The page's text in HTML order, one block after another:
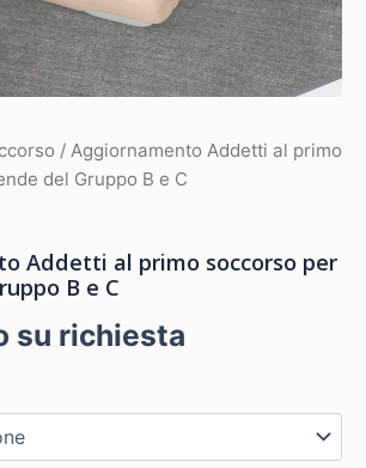
/ Aggiornamento Addetti al primo
del Gruppo B e C
Addetti al primo soccorso per
B e C
su richiesta